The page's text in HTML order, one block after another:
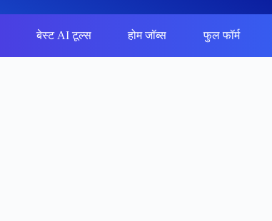
बेस्ट AI टूल्स होम जॉब्स फुल फॉर्म